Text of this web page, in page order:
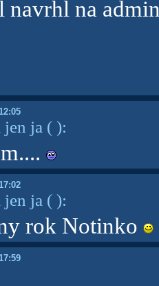
navrhl na
jen ja ( ):
jen ja ( ):
rok Notinko